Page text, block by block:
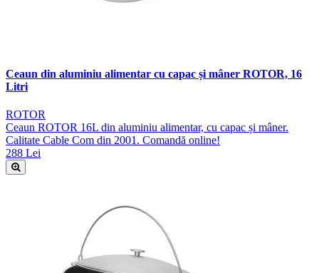
Ceaun din aluminiu alimentar cu capac și mâner ROTOR, 16
Litri
ROTOR
Ceaun ROTOR 16L din aluminiu alimentar, cu capac și mâner.
Calitate Cable Com din 2001. Comandă online!
288 Lei